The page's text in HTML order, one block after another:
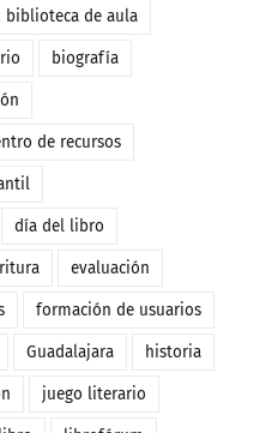
biblioteca de aula
biografía
de recursos
día del libro
evaluación
formación de usuarios
Guadalajara historia
juego literario